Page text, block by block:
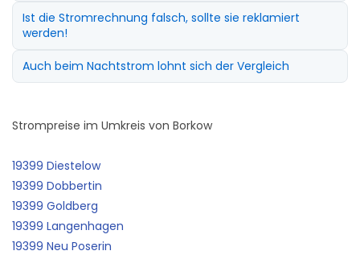
Ist die Stromrechnung falsch, sollte sie reklamiert
werden!
Auch beim Nachtstrom lohnt sich der Vergleich
Strompreise im Umkreis von Borkow
19399 Diestelow
19399 Dobbertin
19399 Goldberg
19399 Langenhagen
19399 Neu Poserin